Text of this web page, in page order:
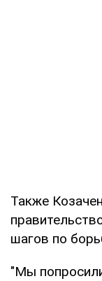
Также
шагов по
"Мы